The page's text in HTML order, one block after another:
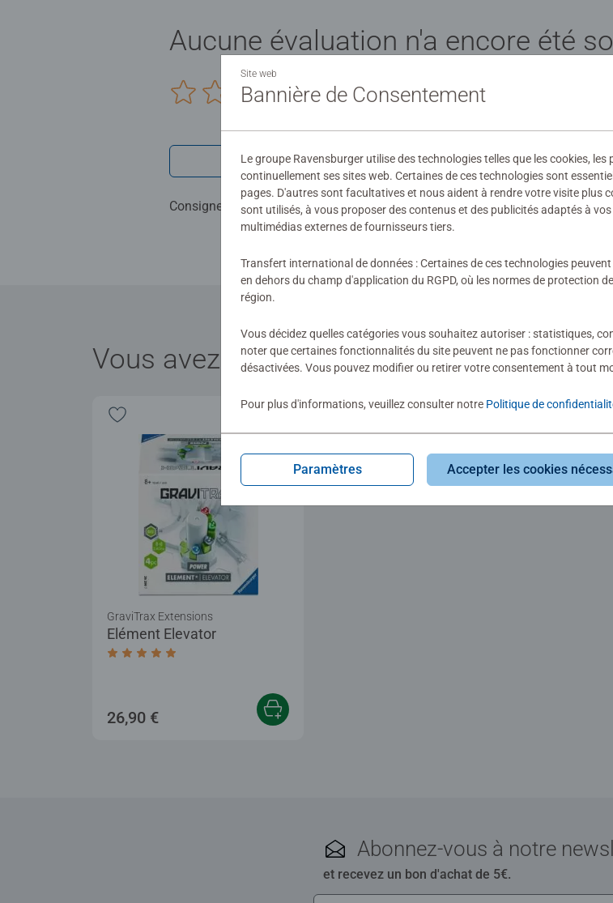
Aucune évaluation n'a encore été
0/0
Rédiger une évaluation
Consignes d'évaluation
Vous avez récemment consulté
Elément Elevator
Average rating 4,9 out of 5 stars.
GraviTrax Extensions
26,90 €
Abonnez-vous à notre
et recevez un bon d'achat de 5€.
Site web
Bannière de Consentement
Le groupe Ravensburger utilise des technologies telles que les cookies,
continuellement ses sites web. Certaines de ces technologies sont
pages. D'autres sont facultatives et nous aident à rendre votre visite plus
sont utilisés, à vous proposer des contenus et des publicités adaptés à
multimédias externes de fournisseurs tiers.
Transfert international de données : Certaines de ces technologies
en dehors du champ d'application du RGPD, où les normes de protection
région.
Vous décidez quelles catégories vous souhaitez autoriser : statistiques,
noter que certaines fonctionnalités du site peuvent ne pas fonctionner
désactivées. Vous pouvez modifier ou retirer votre consentement à tout
Pour plus d'informations, veuillez consulter notre Politique de
Paramètres Accepter les cookies